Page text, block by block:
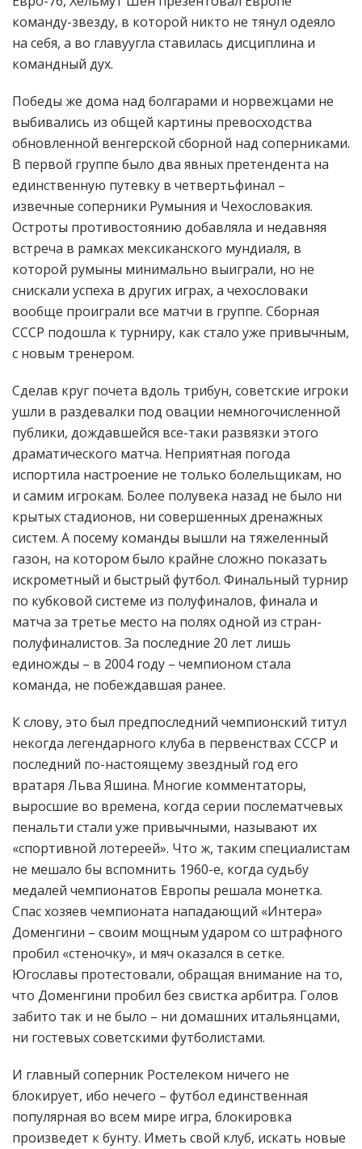
команду-звезду, в которой никто не тянул одеяло
на себя, а во главуугла ставилась дисциплина и
командный дух.
Победы же дома над болгарами и норвежцами не
выбивались из общей картины превосходства
обновленной венгерской сборной над соперниками.
В первой группе было два явных претендента на
единственную путевку в четвертьфинал –
извечные соперники Румыния и Чехословакия.
Остроты противостоянию добавляла и недавняя
встреча в рамках мексиканского мундиаля, в
которой румыны минимально выиграли, но не
снискали успеха в других играх, а чехословаки
вообще проиграли все матчи в группе. Сборная
СССР подошла к турниру, как стало уже привычным,
с новым тренером.
Сделав круг почета вдоль трибун, советские игроки
ушли в раздевалки под овации немногочисленной
публики, дождавшейся все-таки развязки этого
драматического матча. Неприятная погода
испортила настроение не только болельщикам, но
и самим игрокам. Более полувека назад не было ни
крытых стадионов, ни совершенных дренажных
систем. А посему команды вышли на тяжеленный
газон, на котором было крайне сложно показать
искрометный и быстрый футбол. Финальный турнир
по кубковой системе из полуфиналов, финала и
матча за третье место на полях одной из стран-
полуфиналистов. За последние 20 лет лишь
единожды – в 2004 году – чемпионом стала
команда, не побеждавшая ранее.
К слову, это был предпоследний чемпионский титул
некогда легендарного клуба в первенствах СССР и
последний по-настоящему звездный год его
вратаря Льва Яшина. Многие комментаторы,
выросшие во времена, когда серии послематчевых
пенальти стали уже привычными, называют их
«спортивной лотереей». Что ж, таким специалистам
не мешало бы вспомнить 1960-е, когда судьбу
медалей чемпионатов Европы решала монетка.
Спас хозяев чемпионата нападающий «Интера»
Доменгини – своим мощным ударом со штрафного
пробил «стеночку», и мяч оказался в сетке.
Югославы протестовали, обращая внимание на то,
что Доменгини пробил без свистка арбитра. Голов
забито так и не было – ни домашних итальянцами,
ни гостевых советскими футболистами.
И главный соперник Ростелеком ничего не
блокирует, ибо нечего – футбол единственная
популярная во всем мире игра, блокировка
произведет к бунту. Иметь свой клуб, искать новые